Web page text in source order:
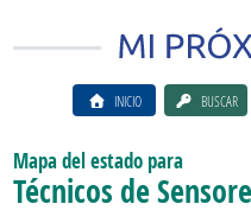
INICIO BUSCAR
Mapa del estado para
Técnicos de